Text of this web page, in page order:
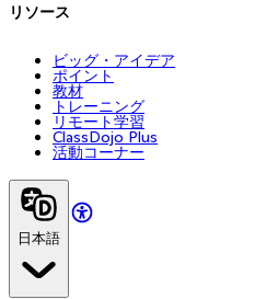
リソース
ビッグ・アイデア
ポイント
教材
トレーニング
リモート学習
ClassDojo Plus
活動コーナー
日本語